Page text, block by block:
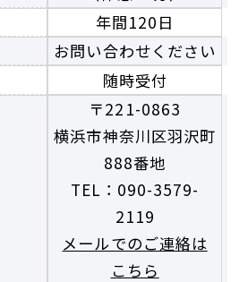
年間120日
お問い合わせください
随時受付
〒221-0863
横浜市神奈川区羽沢町
888番地
TEL：090-3579-
2119
メールでのご連絡は
こちら